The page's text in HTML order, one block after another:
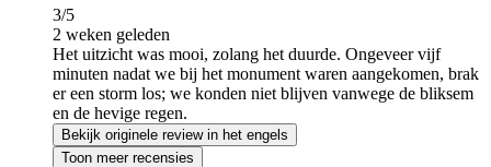
3/5
2 weken geleden
Het uitzicht was mooi, zolang het duurde. Ongeveer vijf
minuten nadat we bij het monument waren aangekomen, brak
er een storm los; we konden niet blijven vanwege de bliksem
en de hevige regen.
Bekijk originele review in het engels
Toon meer recensies